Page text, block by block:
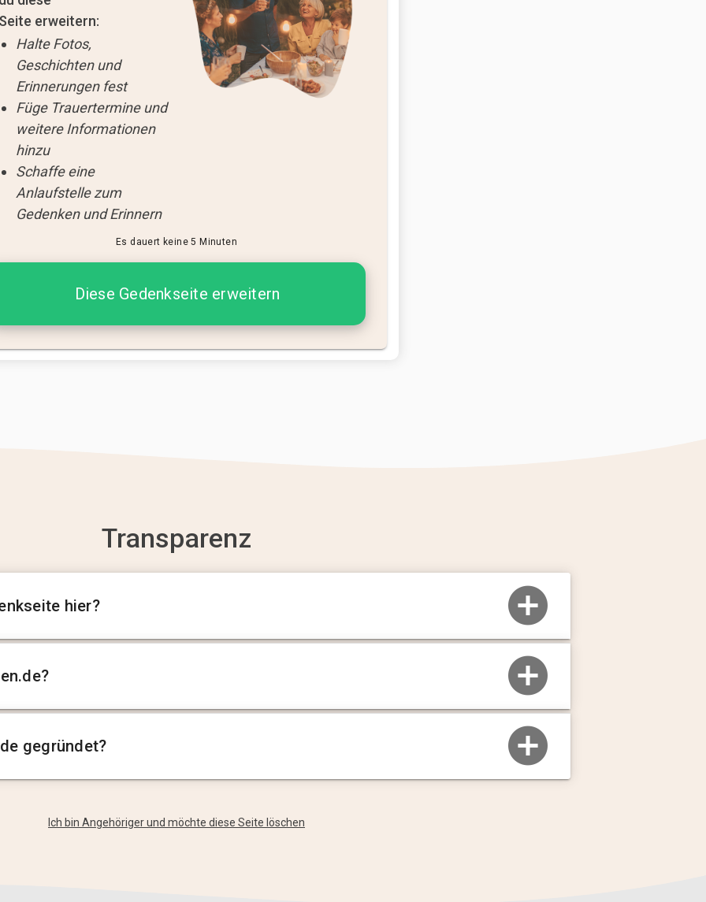
erweitern:
Halte Fotos,
Geschichten und
Erinnerungen fest
Füge Trauertermine und
weitere Informationen
hinzu
Schaffe eine
Anlaufstelle zum
Gedenken und Erinnern
Es dauert keine 5 Minuten
Diese Gedenkseite erweitern
Transparenz
hier?
gegründet?
Ich bin Angehöriger und möchte diese Seite löschen